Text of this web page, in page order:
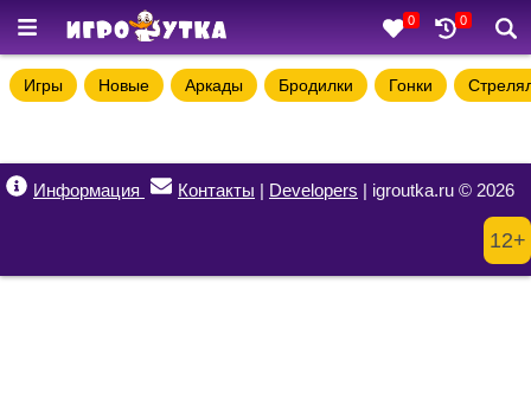
0 0
Игры Новые Аркады Бродилки Гонки
Информация Контакты | Developers | igroutka.ru © 2026
12+